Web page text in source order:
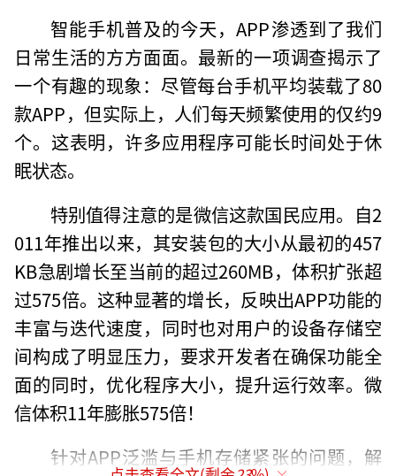
智能手机普及的今天，APP渗透到了我们
日常生活的方方面面。最新的一项调查揭示了
一个有趣的现象：尽管每台手机平均装载了80
款APP，但实际上，人们每天频繁使用的仅约9
个。这表明，许多应用程序可能长时间处于休
眠状态。
特别值得注意的是微信这款国民应用。自2
011年推出以来，其安装包的大小从最初的457
KB急剧增长至当前的超过260MB，体积扩张超
过575倍。这种显著的增长，反映出APP功能的
丰富与迭代速度，同时也对用户的设备存储空
间构成了明显压力，要求开发者在确保功能全
面的同时，优化程序大小，提升运行效率。微
信体积11年膨胀575倍！
针对APP泛滥与手机存储紧张的问题，解